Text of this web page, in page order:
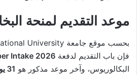
موعد التقديم لمنحة البخاري
فإن باب التقديم لدفعة Intake 2026
البكالوريوس، وآخر موعد مذكور هو 31 يوليو 2026